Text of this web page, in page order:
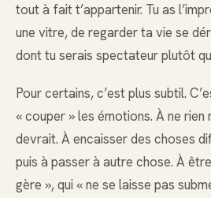
tout à fait t’appartenir. Tu as
une vitre, de regarder ta vie se
dont tu serais spectateur plutôt
Pour certains, c’est plus subtil.
« couper » les émotions. À ne rien
devrait. À encaisser des choses
puis à passer à autre chose. À
gère », qui « ne se laisse pas